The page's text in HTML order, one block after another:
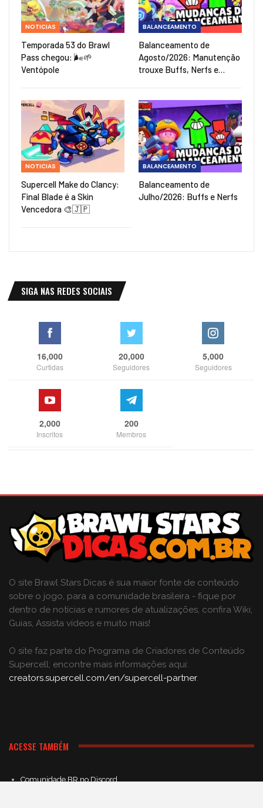
NOTICIAS
Temporada 53 do Brawl
Pass chegou: 🌬️🌱
Ventópole
BALANCEAMENTO
Balanceamento de
Agosto/2026: Manutenção
trouxe Buffs, Nerfs e…
NOTICIAS
Supercell Make do Clancy:
Final Blade é a Skin
Vencedora 🎨🇯🇵
BALANCEAMENTO
Balanceamento de
Julho/2026: Buffs e Nerfs
SIGA NAS REDES SOCIAIS
16,000
Curtidas
20,000
Seguidores
5,000
Seguidores
2,000
Inscritos
200
Membros
O site Brawl Stars Dicas é sua maior fonte de conteúdo
sobre o jogo, para a comunidade brasileira - fique por
dentro de notícias e rumores de atualizações, confira Wiki,
Guias, Assista vídeos e muito mais!
O site faz parte do Programa de Criadores de Conteúdo
Supercell; encontre mais informações aqui:
creators.supercell.com/en/supercell-partner.
ACESSE TAMBÉM
Comunidade BR no Discord